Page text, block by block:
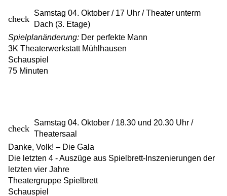
Samstag 04. Oktober / 17 Uhr / Theater unterm
Dach (3. Etage)
Spielplanänderung: Der perfekte Mann
3K Theaterwerkstatt Mühlhausen
Schauspiel
75 Minuten
Samstag 04. Oktober / 18.30 und 20.30 Uhr /
Theatersaal
Danke, Volk! – Die Gala
Die letzten 4 - Auszüge aus Spielbrett-Inszenierungen der
letzten vier Jahre
Theatergruppe Spielbrett
Schauspiel